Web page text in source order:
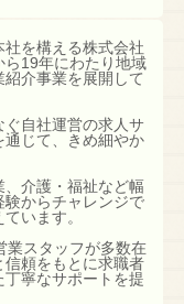
を構える株式会社
ら19年にわたり地域
介事業を展開して
自社運営の求人サ
通じて、きめ細やか
、介護・福祉など幅
験からチャレンジで
います。
業スタッフが多数在
頼をもとに求職者
寧なサポートを提